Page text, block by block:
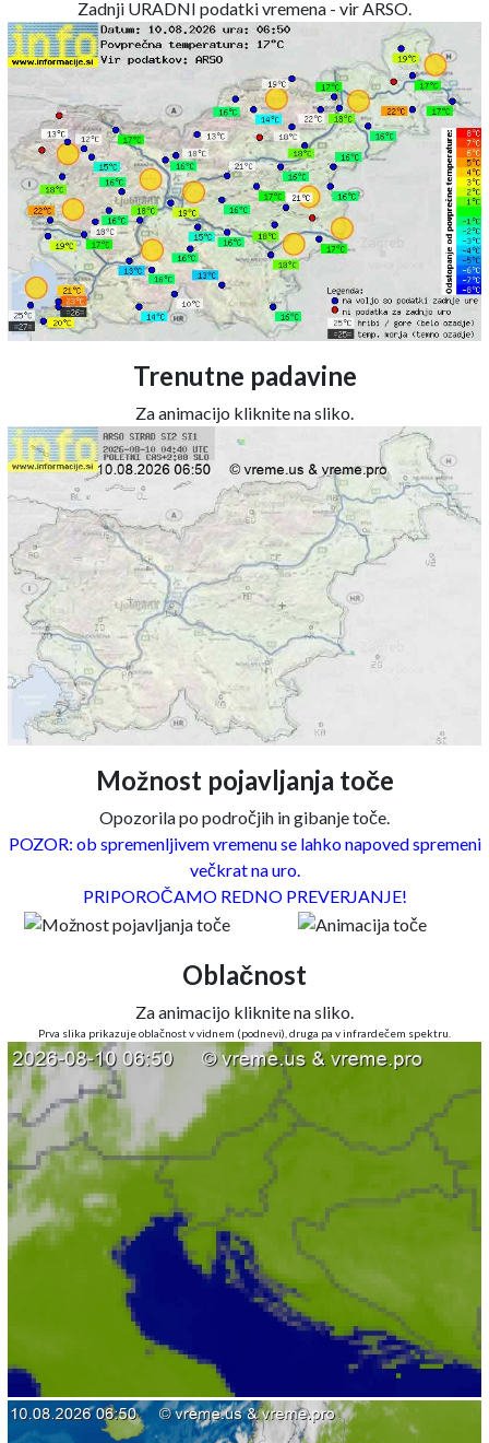
Zadnji URADNI podatki vremena - vir ARSO.
Trenutne padavine
Za animacijo kliknite na sliko.
Možnost pojavljanja toče
Opozorila po področjih in gibanje toče.
POZOR: ob spremenljivem vremenu se lahko napoved spremeni
večkrat na uro.
PRIPOROČAMO REDNO PREVERJANJE!
Oblačnost
Za animacijo kliknite na sliko.
Prva slika prikazuje oblačnost v vidnem (podnevi), druga pa v infrardečem spektru.